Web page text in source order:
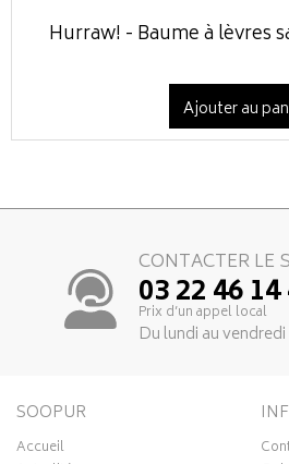
Hurraw! - Baume à lèvres
Ajouter au
CONTACTER LE
03 22 46
Prix d’un appel local
Du lundi au
SOOPUR
Accueil